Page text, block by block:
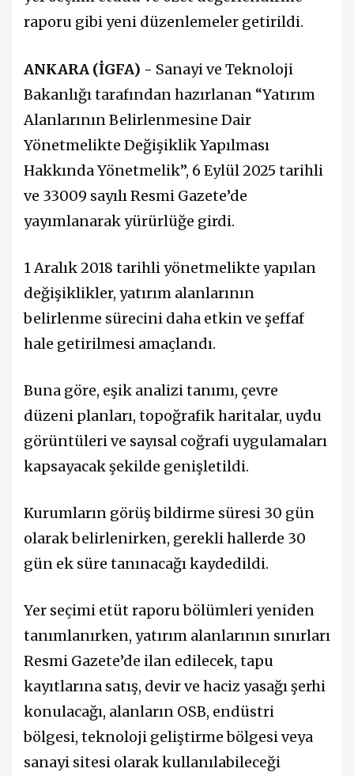
raporu gibi yeni düzenlemeler getirildi.
ANKARA (İGFA) - Sanayi ve Teknoloji
Bakanlığı tarafından hazırlanan “Yatırım
Alanlarının Belirlenmesine Dair
Yönetmelikte Değişiklik Yapılması
Hakkında Yönetmelik”, 6 Eylül 2025 tarihli
ve 33009 sayılı Resmi Gazete’de
yayımlanarak yürürlüğe girdi.
1 Aralık 2018 tarihli yönetmelikte yapılan
değişiklikler, yatırım alanlarının
belirlenme sürecini daha etkin ve şeffaf
hale getirilmesi amaçlandı.
Buna göre, eşik analizi tanımı, çevre
düzeni planları, topoğrafik haritalar, uydu
görüntüleri ve sayısal coğrafi uygulamaları
kapsayacak şekilde genişletildi.
Kurumların görüş bildirme süresi 30 gün
olarak belirlenirken, gerekli hallerde 30
gün ek süre tanınacağı kaydedildi.
Yer seçimi etüt raporu bölümleri yeniden
tanımlanırken, yatırım alanlarının sınırları
Resmi Gazete’de ilan edilecek, tapu
kayıtlarına satış, devir ve haciz yasağı şerhi
konulacağı, alanların OSB, endüstri
bölgesi, teknoloji geliştirme bölgesi veya
sanayi sitesi olarak kullanılabileceği